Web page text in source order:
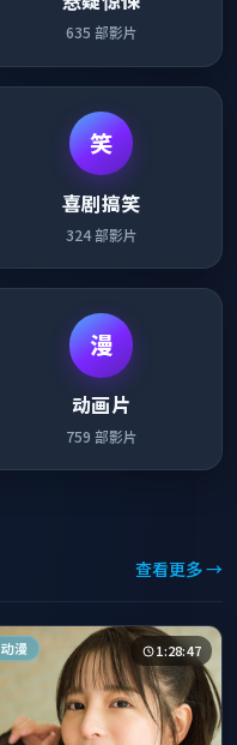
635 部影片
笑
喜剧搞笑
324部影片
漫
动画片
759 部影片
查看更多 →
动漫 1:28:47